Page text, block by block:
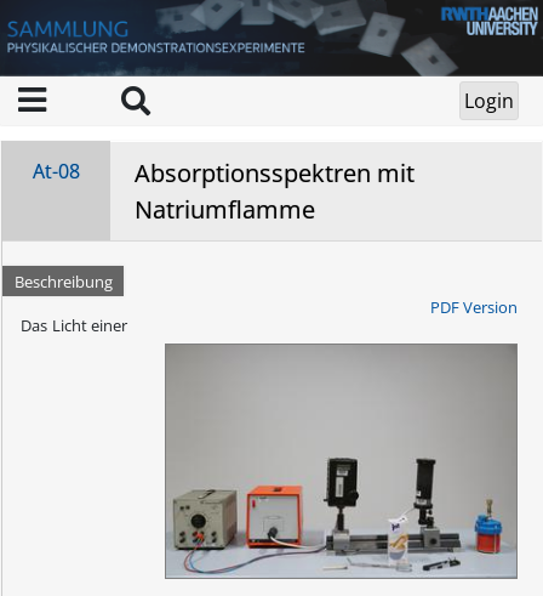
At-08
Absorptionsspektren mit
Natriumflamme
Beschreibung
PDF Version
Das Licht einer